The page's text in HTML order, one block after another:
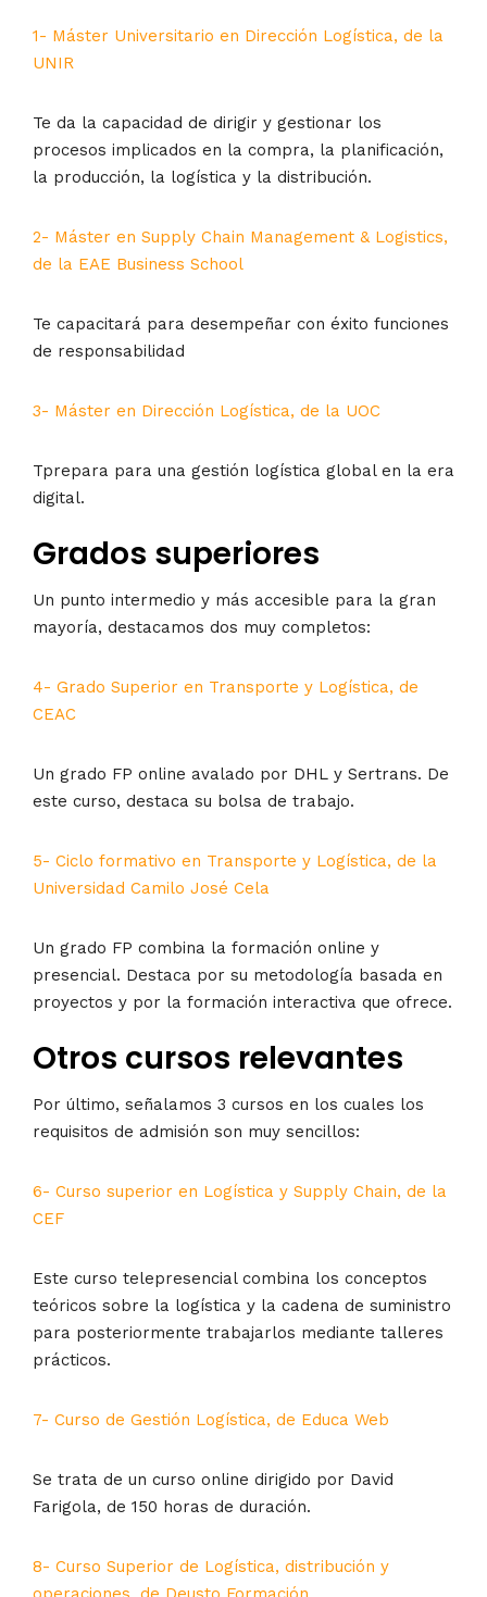
1- Máster Universitario en Dirección Logística, de la
UNIR
Te da la capacidad de dirigir y gestionar los
procesos implicados en la compra, la planificación,
la producción, la logística y la distribución.
2- Máster en Supply Chain Management & Logistics,
de la EAE Business School
Te capacitará para desempeñar con éxito funciones
de responsabilidad
3- Máster en Dirección Logística, de la UOC
Tprepara para una gestión logística global en la era
digital.
Grados superiores
Un punto intermedio y más accesible para la gran
mayoría, destacamos dos muy completos:
4- Grado Superior en Transporte y Logística, de
CEAC
Un grado FP online avalado por DHL y Sertrans. De
este curso, destaca su bolsa de trabajo.
5- Ciclo formativo en Transporte y Logística, de la
Universidad Camilo José Cela
Un grado FP combina la formación online y
presencial. Destaca por su metodología basada en
proyectos y por la formación interactiva que ofrece.
Otros cursos relevantes
Por último, señalamos 3 cursos en los cuales los
requisitos de admisión son muy sencillos:
6- Curso superior en Logística y Supply Chain, de la
CEF
Este curso telepresencial combina los conceptos
teóricos sobre la logística y la cadena de suministro
para posteriormente trabajarlos mediante talleres
prácticos.
7- Curso de Gestión Logística, de Educa Web
Se trata de un curso online dirigido por David
Farigola, de 150 horas de duración.
8- Curso Superior de Logística, distribución y